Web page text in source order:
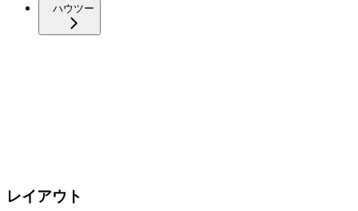
ハウツー
レイアウト